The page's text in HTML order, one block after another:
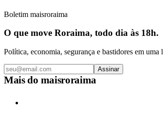
Boletim maisroraima
O que move Roraima, todo dia às 18h.
Política, economia, segurança e bastidores em uma
Assinar
Mais do maisroraima